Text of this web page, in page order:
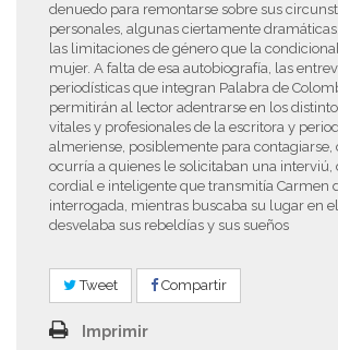
denuedo para remontarse sobre sus
personales, algunas ciertamente
las limitaciones de género que la
mujer. A falta de esa autobiografía, las
periodísticas que integran Palabra de
permitirán al lector adentrarse en los
vitales y profesionales de la escritora y
almeriense, posiblemente para contagiarse,
ocurría a quienes le solicitaban una interviú,
cordial e inteligente que transmitía Carmen
interrogada, mientras buscaba su lugar en
desvelaba sus rebeldías y sus sueños
Tweet Compartir
Imprimir